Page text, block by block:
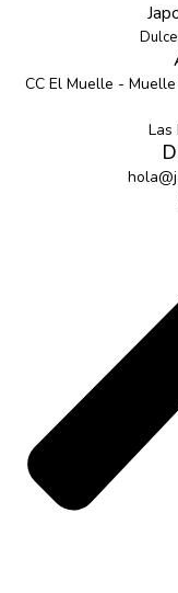
CC El Muelle -
Las